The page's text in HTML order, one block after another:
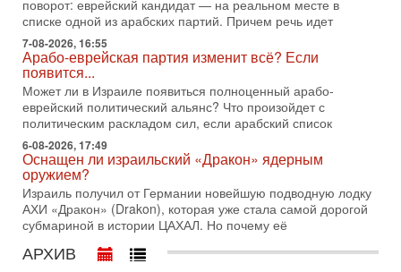
1-08-2026, 17:50
«Русский голос» Израиля: кто заберет его на этот
раз?
Голоса русскоязычных репатриантов не раз кардинально
меняли политический ландшафт Израиля. Достаточно
вспомнить взлет партии «Исраэль ба-алия», когда
31-07-2026, 17:00
Тайны закрытых дверей: о чём на самом деле
молчат Трамп и Нетаньяху?
Недавний визит премьер-министра Израиля Биньямина
Нетаньяху в США и его встреча с Дональдом Трампом
оставили больше вопросов, чем ответов. Полная
31-07-2026, 15:18
Иран готовит покушение на Нетаниягу! Трамп не
хочет эскалации, но КСИР готовит взрыв!
поворот: еврейский кандидат — на реальном месте в
списке одной из арабских партий. Причем речь идет
7-08-2026, 16:55
Арабо-еврейская партия изменит всё? Если
появится...
Может ли в Израиле появиться полноценный арабо-
еврейский политический альянс? Что произойдет с
политическим раскладом сил, если арабский список
6-08-2026, 17:49
Оснащен ли израильский «Дракон» ядерным
оружием?
Израиль получил от Германии новейшую подводную лодку
АХИ «Дракон» (Drakon), которая уже стала самой дорогой
субмариной в истории ЦАХАЛ. Но почему её
АРХИВ